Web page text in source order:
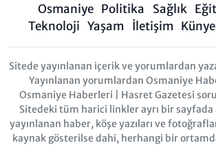
Osmaniye Politika Sağlık
Teknoloji Yaşam İletişim Künye
Sitede yayınlanan içerik ve yorumlardan
Yayınlanan yorumlardan Osmaniye
Osmaniye Haberleri | Hasret Gazetesi
Sitedeki tüm harici linkler ayrı bir sayfada
yayınlanan haber, köşe yazıları ve
kaynak gösterilse dahi, herhangi bir